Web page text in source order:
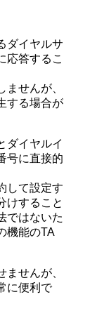
ダイヤルサ
応答するこ
せんが、
する場合が
ダイヤルイ
号に直接的
して設定す
けすること
ではないた
機能のTA
せんが、
に便利で